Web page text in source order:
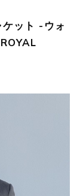
ット -ウォ